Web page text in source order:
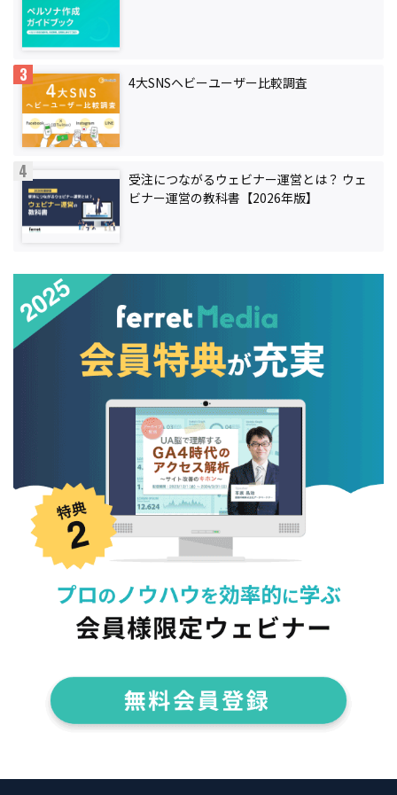
4大SNSヘビーユーザー比較調査
受注につながるウェビナー運営とは？ ウェ
ビナー運営の教科書【2026年版】